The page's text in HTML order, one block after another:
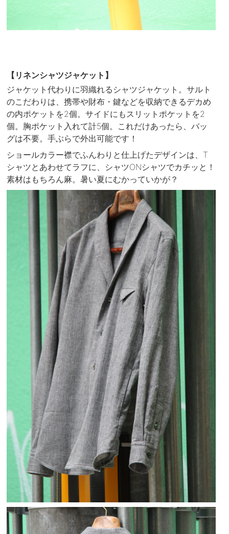
【リネンシャツジャケット】
ジャケット代わりに羽織れるシャツジャケット。サルト
のこだわりは、携帯や財布・鍵などを収納できるデカめ
の内ポケットを2個。サイドにもスリットポケットを2
個。胸ポケット入れて計5個。これだけあったら、バッ
グは不要。手ぶらで外出可能です！
ショールカラー襟でふんわりと仕上げたデザインは、T
シャツとあわせてラフに、シャツONシャツでカチッと！
素材はもちろん麻。暑い夏にむかっていかが？